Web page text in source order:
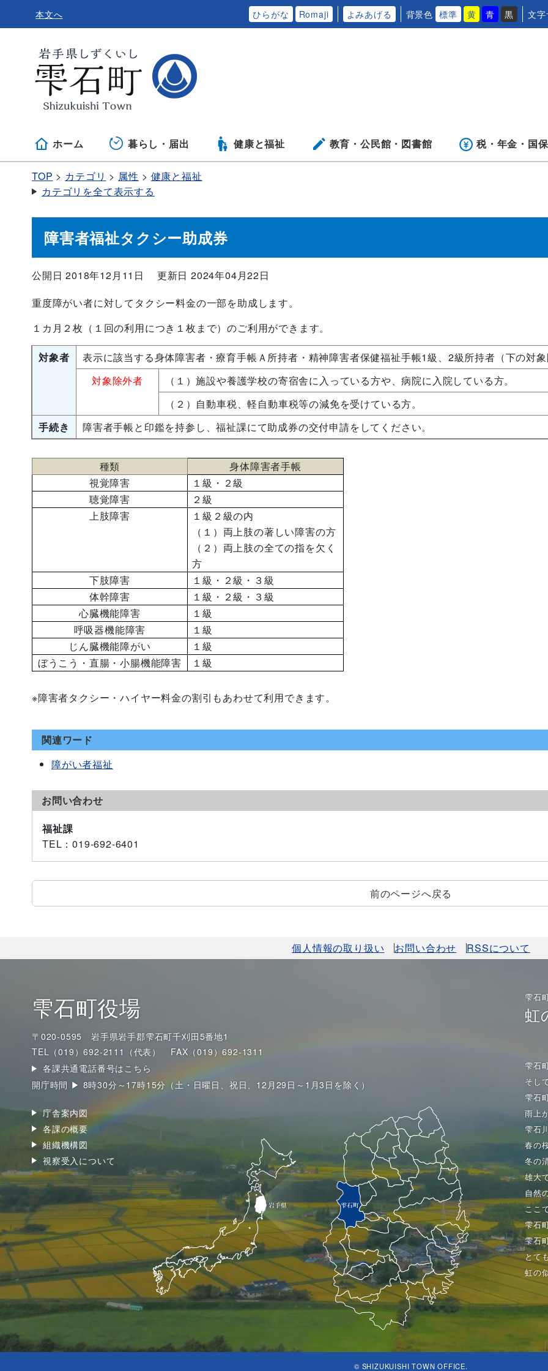
本文へ ひらがな Romaji よみあげる 背景色 標準 黄 青 黒 文字
ホーム 暮らし・届出 健康と福祉 教育・公民館・ 図書館 税・年金・ 国保
TOP カテゴリ 属性
健康と福祉
カテゴリを全て表示する
障害者福祉タクシー助成券
公開日 2018年12月11日
更新日 2024年04月22日
重度障がい者に対してタクシー料金の一部を助成します。
１カ月２枚（１回の利用につき１枚まで）のご利用ができます。
対象者
表示に該当する身体障害者・療育手帳Ａ所持者・精神障害者保健福祉手帳1級、2級所持者（下の対象
対象除外者
（１）施設や養護学校の寄宿舎に入っている方や、病院に入院している方。
（２）自動車税、軽自動車税等の減免を受けている方。
手続き
障害者手帳と印鑑を持参し、福祉課にて助成券の交付申請をしてください。
種類
身体障害者手帳
視覚障害
１級・２級
聴覚障害
２級
上肢障害
１級２級の内
（１）両上肢の著しい障害の方
（２）両上肢の全ての指を欠く
方
下肢障害
１級・２級・３級
体幹障害
１級・２級・３級
心臓機能障害
１級
呼吸器機能障害
１級
じん臓機能障がい
１級
ぼうこう・直腸・小腸機能障害
１級
※障害者タクシー・ハイヤー料金の割引もあわせて利用できます。
関連ワード
障がい者福祉
お問い合わせ
福祉課
TEL ：019-692-6401
前のページへ戻る
個人情報の取り扱い お問い合わせ RSSについて
雫石町役場
〒020-0595 岩手県岩手郡雫石町千刈田5番地1
TEL（019）692-2111（代表）
FAX（019）692-1311
各課共通電話番号はこちら
開庁時間 ▶ 8時30分～17時15分（土・日曜日、祝日、12月29日～1月3日を除く）
庁舎案内図
各課の概要
組織機構図
視察受入について
雫石
虹
雫石
そし
雫石
雨上
雫石
春の
冬の
雄大
自然
ここ
雫石
雫石
とて
虹の
© SHIZUKUISHI TOWN OFFICE.